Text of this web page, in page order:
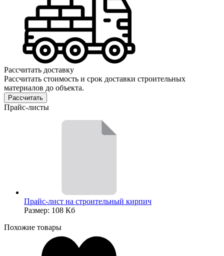
Рассчитать доставку
Рассчитать стоимость и срок доставки строительных
материалов до объекта.
Рассчитать
Прайс-листы
Прайс-лист на строительный кирпич
Размер: 108 Кб
Похожие товары